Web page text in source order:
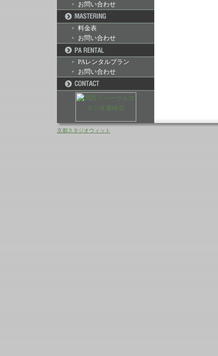
お問い合わせ
料金表
お問い合わせ
PAレンタルプラン
お問い合わせ
京都スタジオウィット